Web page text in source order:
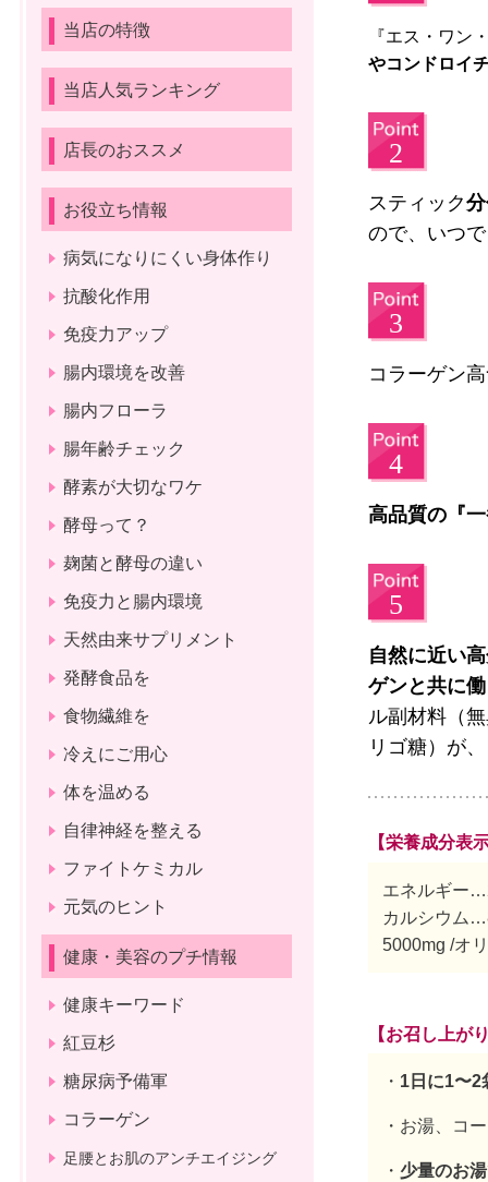
『エス・ワン
やコンドロイ
スティック
ので、いつ
コラーゲン
高品質の『
自然に近い
ゲンと共に
ル副材料（
リゴ糖）が
【栄養成分表
エネルギー
カルシウム
5000mg /オ
【お召し上が
・ 1日に1〜
・お湯、コ
・ 少量のお
当店の特徴
当店人気ランキング
店長のおススメ
お役立ち情報
病気になりにくい身体作り
抗酸化作用
免疫力アップ
腸内環境を改善
腸内フローラ
腸年齢チェック
酵素が大切なワケ
酵母って？
麹菌と酵母の違い
免疫力と腸内環境
天然由来サプリメント
発酵食品を
食物繊維を
冷えにご用心
体を温める
自律神経を整える
ファイトケミカル
元気のヒント
健康・美容のプチ情報
健康キーワード
紅豆杉
糖尿病予備軍
コラーゲン
足腰とお肌のアンチエイジング